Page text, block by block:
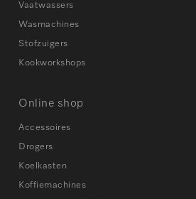
Vaatwassers
Wasmachines
Stofzuigers
Kookworkshops
Online shop
Accessoires
Drogers
Koelkasten
Koffiemachines